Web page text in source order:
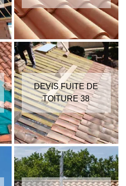
DEVIS FUITE DE
TOITURE 38